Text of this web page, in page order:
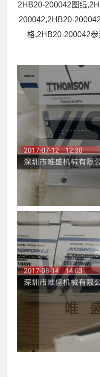
2HB20-200042图纸
200042,2HB20-
格,2HB20-200042